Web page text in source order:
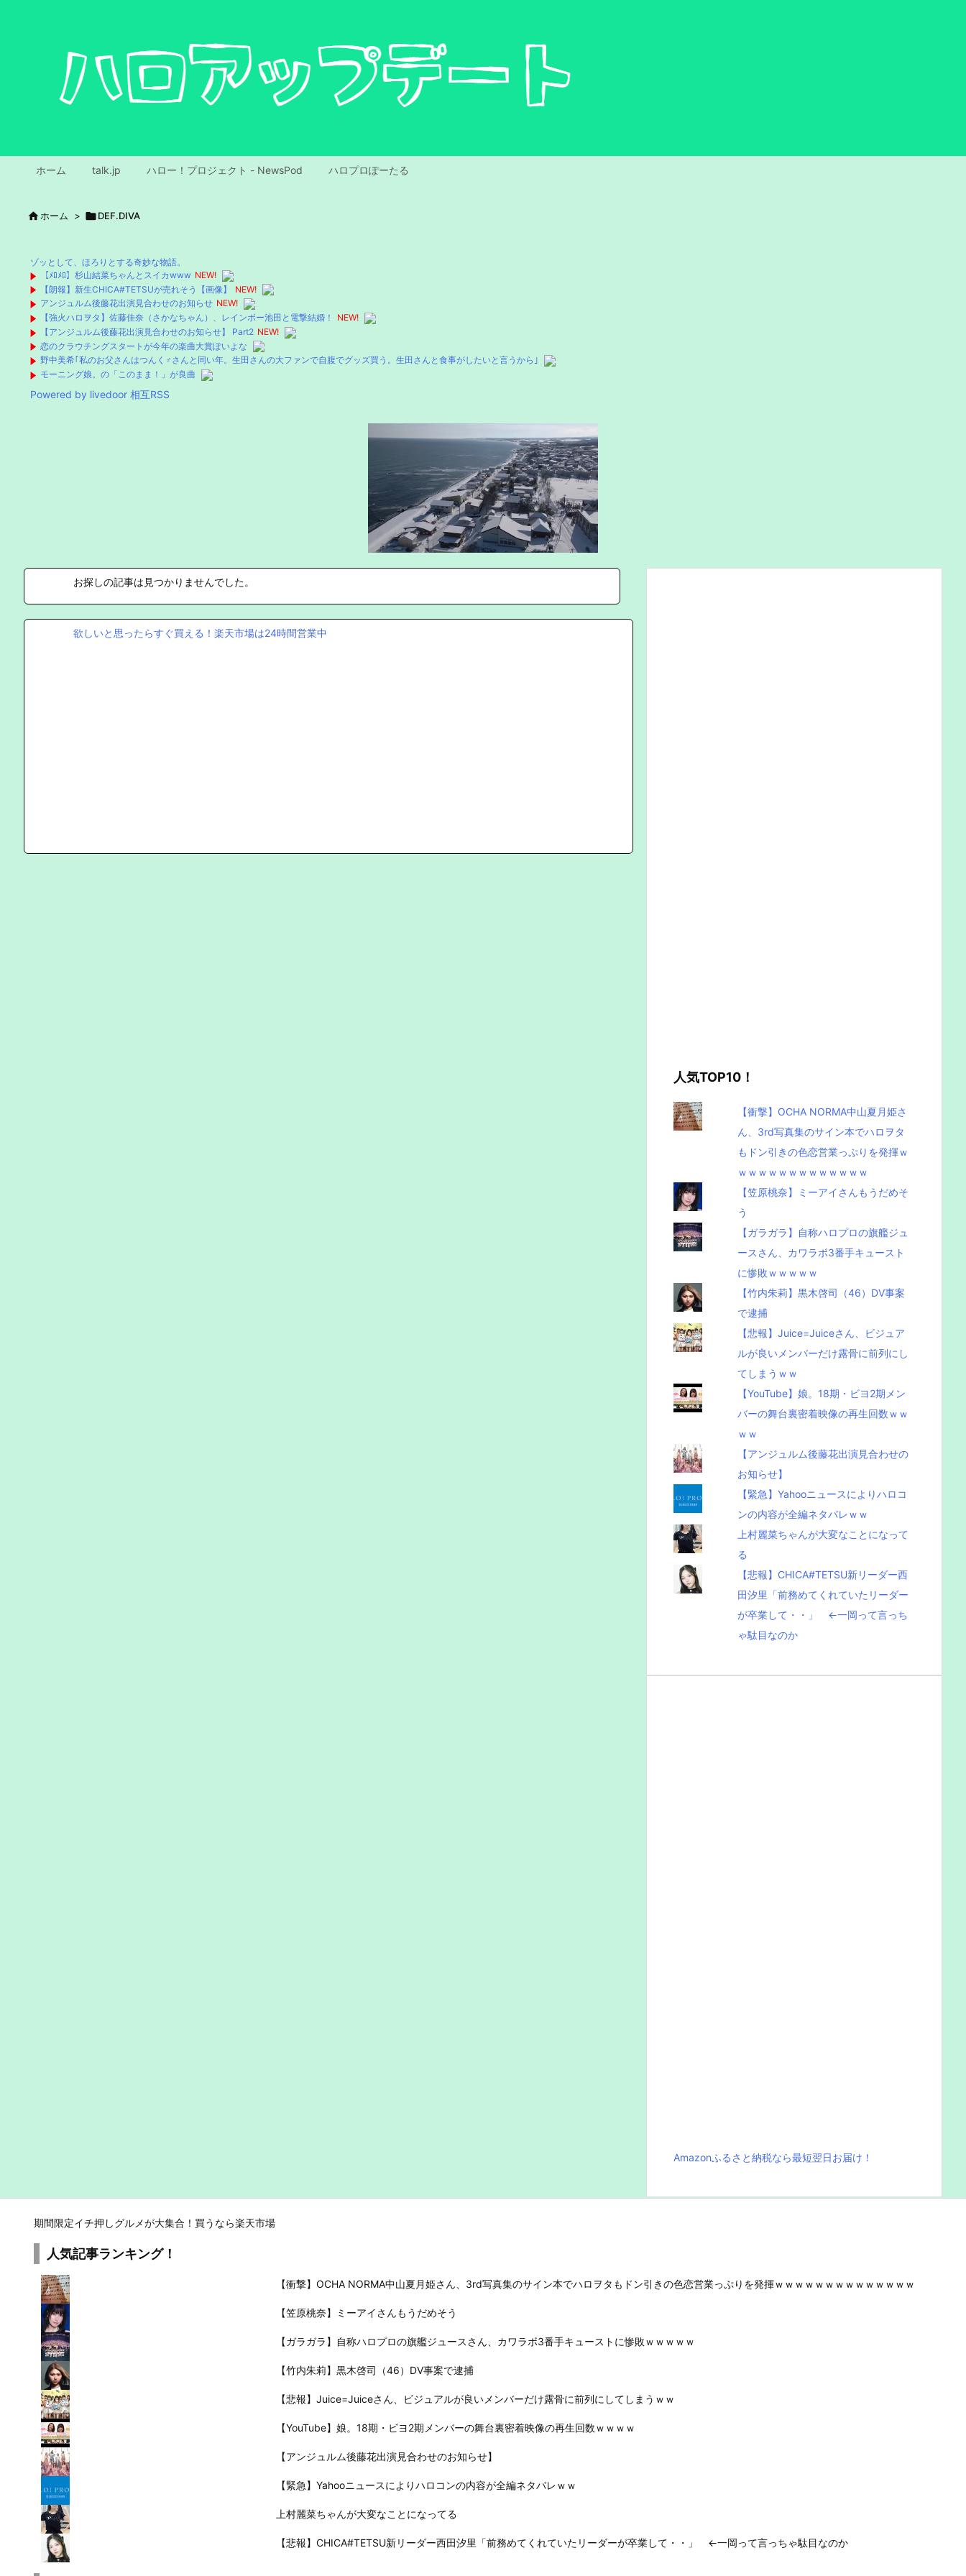
ホーム talk.jp ハロー！プロジェクト - NewsPod ハロプロぽーたる
 ホーム > DEF.DIVA
ゾッとして、ほろりとする奇妙な物語。
【ﾒﾛﾒﾛ】杉山結菜ちゃんとスイカwww NEW!
【朗報】新生CHICA#TETSUが売れそう【画像】
NEW!
アンジュルム後藤花出演見合わせのお知らせ NEW!
【強火ハロヲタ】佐藤佳奈（さかなちゃん）、レインボー池田と電撃結婚！
NEW!
【アンジュルム後藤花出演見合わせのお知らせ】 Part2 NEW!
恋のクラウチングスタートが今年の楽曲大賞ぽいよな
野中美希｢私のお父さんはつんく♂さんと同い年。生田さんの大ファンで自腹でグッズ買う。生田さんと食事がしたいと言うから｣
モーニング娘。の「このまま！」が良曲
Powered by livedoor 相互RSS
お探しの記事は見つかりませんでした。
欲しいと思ったらすぐ買える！楽天市場は24時間営業中
人気TOP10！
【衝撃】OCHA NORMA中山夏月姫さ
ん、3rd写真集のサイン本でハロヲタ
もドン引きの色恋営業っぷりを発揮ｗ
ｗｗｗｗｗｗｗｗｗｗｗｗｗ
【笠原桃奈】ミーアイさんもうだめそ
う
【ガラガラ】自称ハロプロの旗艦ジュ
ースさん、カワラボ3番手キュースト
に惨敗ｗｗｗｗｗ
【竹内朱莉】黒木啓司（46）DV事案
で逮捕
【悲報】Juice=Juiceさん、ビジュア
ルが良いメンバーだけ露骨に前列にし
てしまうｗｗ
【YouTube】娘。18期・ビヨ2期メン
バーの舞台裏密着映像の再生回数ｗｗ
ｗｗ
【アンジュルム後藤花出演見合わせの
お知らせ】
【緊急】Yahooニュースによりハロコ
ンの内容が全編ネタバレｗｗ
上村麗菜ちゃんが大変なことになって
る
【悲報】CHICA#TETSU新リーダー西
田汐里「前務めてくれていたリーダー
が卒業して・・」 ←一岡って言っち
ゃ駄目なのか
Amazonふるさと納税なら最短翌日お届け！
期間限定イチ押しグルメが大集合！買うなら楽天市場
人気記事ランキング！
【衝撃】OCHA NORMA中山夏月姫さん、3rd写真集のサイン本でハロヲタもドン引きの色恋営業っぷりを発揮ｗｗｗｗｗｗｗｗｗｗｗｗｗｗ
【笠原桃奈】ミーアイさんもうだめそう
【ガラガラ】自称ハロプロの旗艦ジュースさん、カワラボ3番手キューストに惨敗ｗｗｗｗｗ
【竹内朱莉】黒木啓司（46）DV事案で逮捕
【悲報】Juice=Juiceさん、ビジュアルが良いメンバーだけ露骨に前列にしてしまうｗｗ
【YouTube】娘。18期・ビヨ2期メンバーの舞台裏密着映像の再生回数ｗｗｗｗ
【アンジュルム後藤花出演見合わせのお知らせ】
【緊急】Yahooニュースによりハロコンの内容が全編ネタバレｗｗ
上村麗菜ちゃんが大変なことになってる
【悲報】CHICA#TETSU新リーダー西田汐里「前務めてくれていたリーダーが卒業して・・」 ←一岡って言っちゃ駄目なのか